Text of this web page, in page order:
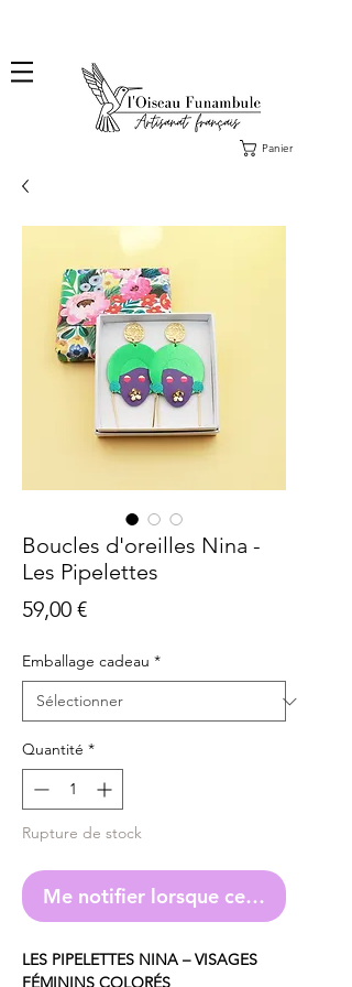
Panier
Boucles d'oreilles Nina -
Les Pipelettes
59,00 €Prix
Emballage cadeau *
Quantité *
Rupture de stock
Me notifier lorsque cet article est
LES PIPELETTES NINA – VISAGES
FÉMININS COLORÉS